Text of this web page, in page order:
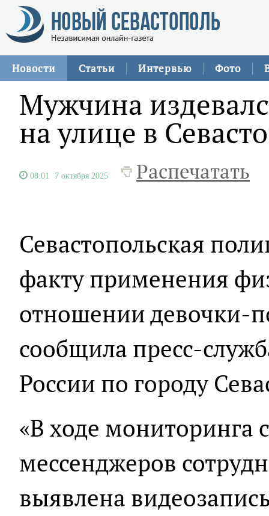
Новости Статьи Интервью Фото
Мужчина
на улице в
08:01 7 октября 2025 Распечатать
Севастопольская
факту применения
отношении девочки-
сообщила пресс-
России по городу
«В ходе мониторинга
мессенджеров
выявлена